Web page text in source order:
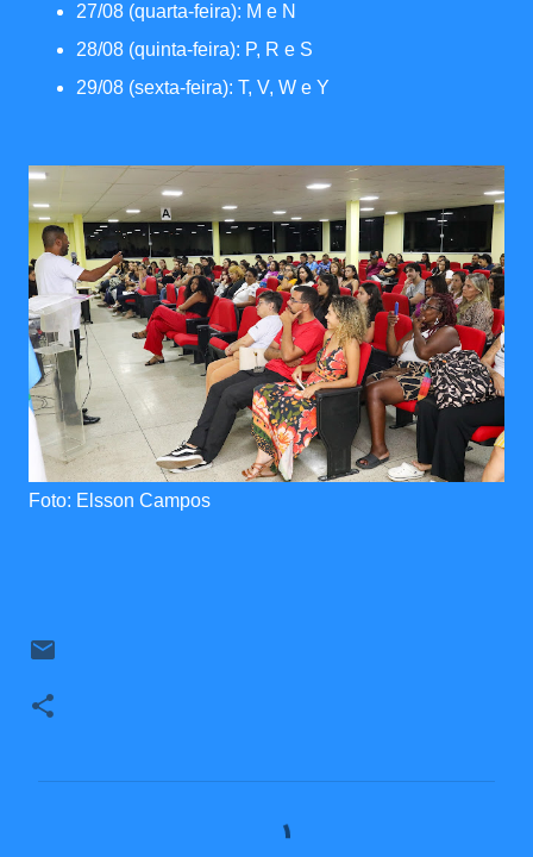
27/08 (quarta-feira): M e N
28/08 (quinta-feira): P, R e S
29/08 (sexta-feira): T, V, W e Y
Foto: Elsson Campos